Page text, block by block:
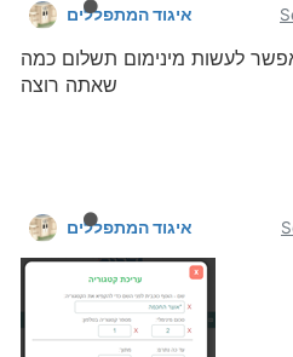
איגוד המתפללים
לעשות מינימום תשלום כמה
שאתה רוצה
איגוד המתפללים